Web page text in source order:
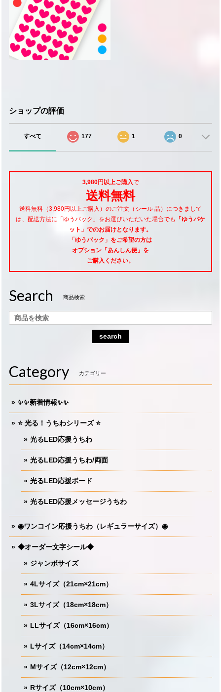
ショップの評価
すべて 177 1 0
3,980円以上ご購入で
送料無料
送料無料（3,980円以上ご購入）のご注文（シール 品）につきまして
は、配送方法に「ゆうパック」をお選びいただいた場合でも
「ゆうパケ
ット」でのお届けとなります。
「ゆうパック」をご希望の方は
オプション「あんしん便」 を
ご購入ください。
Search 商品検索
search
Category カテゴリー
✨✨新着情報✨✨
⭐️ 光る！うちわシリーズ ⭐️
光るLED応援うちわ
光るLED応援うちわ/両面
光るLED応援ボード
光るLED応援メッセージうちわ
◉ワンコイン応援うちわ（レギュラーサイズ）◉
◆オーダー文字シール◆
ジャンボサイズ
4Lサイズ（21cm×21cm）
3Lサイズ（18cm×18cm）
LLサイズ（16cm×16cm）
Lサイズ（14cm×14cm）
Mサイズ（12cm×12cm）
Rサイズ（10cm×10cm）